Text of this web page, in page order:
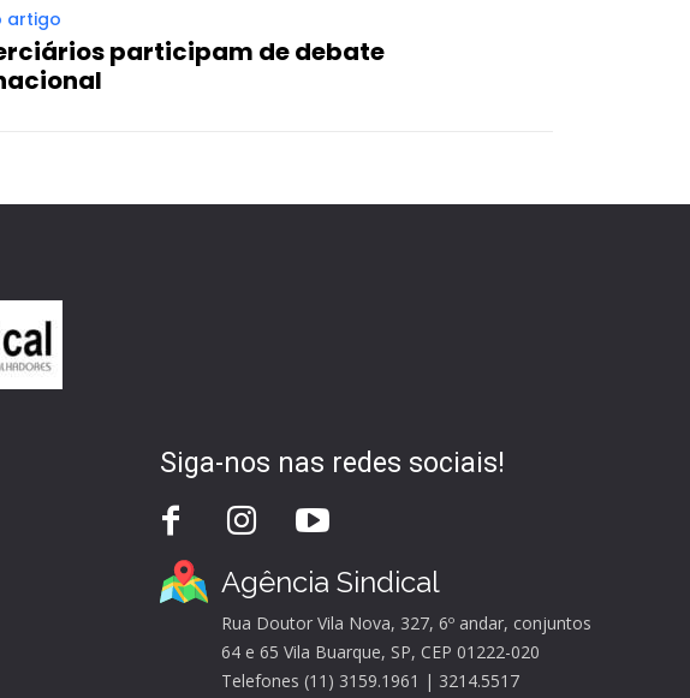
artigo
participam de debate
Siga-nos nas redes sociais!
Agência Sindical
Rua Doutor Vila Nova, 327, 6º andar, conjuntos
64 e 65 Vila Buarque, SP, CEP 01222-020
Telefones (11) 3159.1961 | 3214.5517